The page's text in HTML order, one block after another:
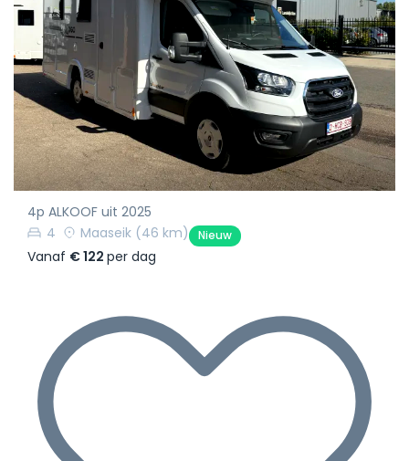
4p ALKOOF uit 2025
4
Maaseik (46 km) Nieuw
Vanaf € 122 per dag